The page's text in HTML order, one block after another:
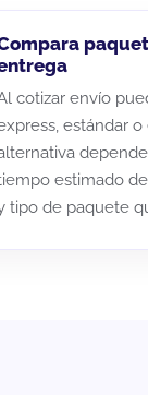
cotizar envío
estándar
estimado
tipo de paquete